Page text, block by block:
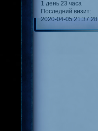
1 день 23 часа
Последний визит:
2020-04-05 21:37:28